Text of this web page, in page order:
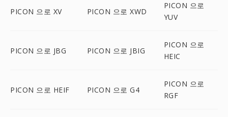
PICON 으로 XV PICON 으로 XWD
PICON 으로
YUV
PICON 으로 JBG PICON 으로 JBIG
PICON 으로
HEIC
PICON 으로 HEIF PICON 으로 G4
PICON 으로
RGF